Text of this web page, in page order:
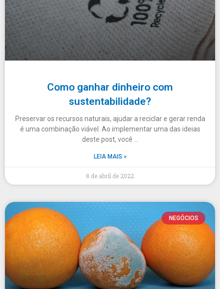
Como ganhar dinheiro com
sustentabilidade?
Preservar os recursos naturais, ajudar a reciclar e gerar renda
é uma combinação viável. Ao implementar uma das ideias
deste post, você …
LEIA MAIS »
8 de abril de 2022
NEGÓCIOS